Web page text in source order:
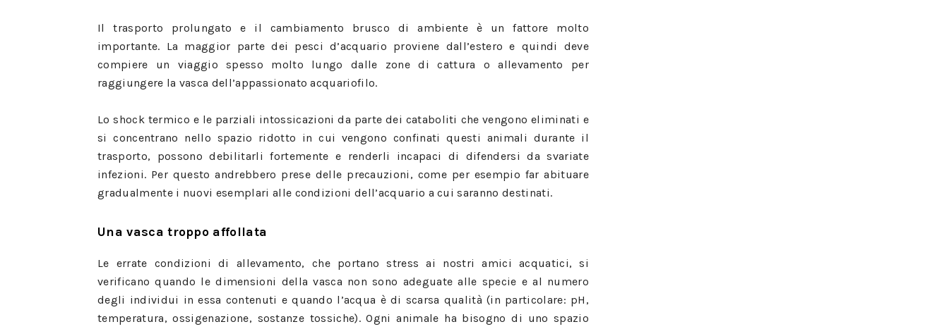
Il trasporto prolungato e il cambiamento brusco di ambiente è un fattore molto
importante. La maggior parte dei pesci d’acquario proviene dall’estero e quindi deve
compiere un viaggio spesso molto lungo dalle zone di cattura o allevamento per
raggiungere la vasca dell’appassionato acquariofilo.
Lo shock termico e le parziali intossicazioni da parte dei cataboliti che vengono eliminati e
si concentrano nello spazio ridotto in cui vengono confinati questi animali durante il
trasporto, possono debilitarli fortemente e renderli incapaci di difendersi da svariate
infezioni. Per questo andrebbero prese delle precauzioni, come per esempio far abituare
gradualmente i nuovi esemplari alle condizioni dell’acquario a cui saranno destinati.
Una vasca troppo affollata
Le errate condizioni di allevamento, che portano stress ai nostri amici acquatici, si
verificano quando le dimensioni della vasca non sono adeguate alle specie e al numero
degli individui in essa contenuti e quando l’acqua è di scarsa qualità (in particolare: pH,
temperatura, ossigenazione, sostanze tossiche). Ogni animale ha bisogno di uno spazio